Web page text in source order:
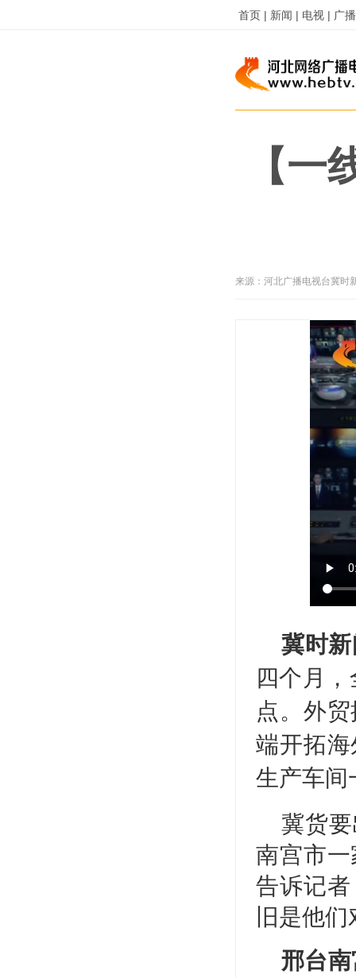
首页 | 新闻 | 电视 | 广
【
来源： 河北广播电视台冀时
冀时
四个月
点。外
端开拓
生产车间
冀货
南宫市
告诉记
旧是他
邢台